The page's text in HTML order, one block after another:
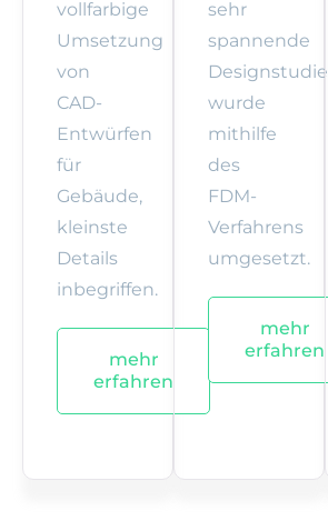
vollfarbige
Umsetzung
von
CAD-
Entwürfen
für
Gebäude,
kleinste
Details
inbegriffen.
mehr
erfahren
sehr
spannende
Designstudie
wurde
mithilfe
des
FDM-
Verfahrens
umgesetzt.
mehr
erfahren